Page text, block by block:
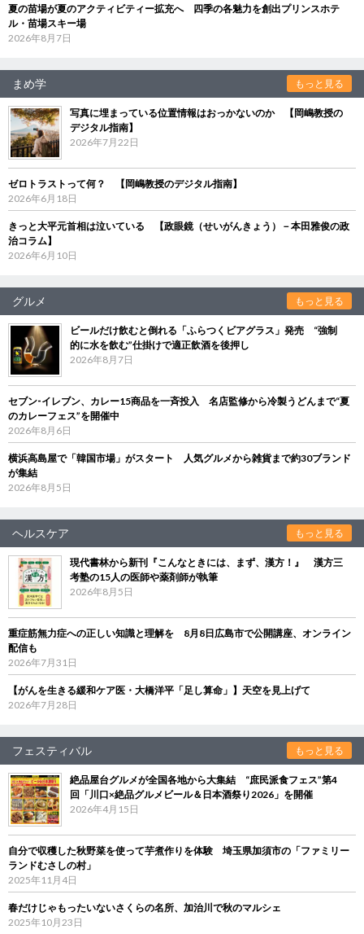
夏の苗場が夏のアクティビティー拡充へ 四季の各魅力を創出プリンスホテ
ル・苗場スキー場
2026年8月7日
まめ学 もっと見る
写真に埋まっている位置情報はおっかないのか 【岡嶋教授の
デジタル指南】
2026年7月22日
ゼロトラストって何？ 【岡嶋教授のデジタル指南】
2026年6月18日
きっと大平元首相は泣いている 【政眼鏡（せいがんきょう）－本田雅俊の政
治コラム】
2026年6月10日
グルメ もっと見る
ビールだけ飲むと倒れる「ふらつくビアグラス」発売 “強制
的に水を飲む”仕掛けで適正飲酒を後押し
2026年8月7日
セブン‐イレブン、カレー15商品を一斉投入 名店監修から冷製うどんまで“夏
のカレーフェス”を開催中
2026年8月6日
横浜高島屋で「韓国市場」がスタート 人気グルメから雑貨まで約30ブランド
が集結
2026年8月5日
ヘルスケア もっと見る
現代書林から新刊『こんなときには、まず、漢方！』 漢方三
考塾の15人の医師や薬剤師が執筆
2026年8月5日
重症筋無力症への正しい知識と理解を 8月8日広島市で公開講座、オンライン
配信も
2026年7月31日
【がんを生きる緩和ケア医・大橋洋平「足し算命」】天空を見上げて
2026年7月28日
フェスティバル もっと見る
絶品屋台グルメが全国各地から大集結 “庶民派食フェス”第4
回「川口×絶品グルメビール＆日本酒祭り2026」を開催
2026年4月15日
自分で収穫した秋野菜を使って芋煮作りを体験 埼玉県加須市の「ファミリー
ランドむさしの村」
2025年11月4日
春だけじゃもったいないさくらの名所、加治川で秋のマルシェ
2025年10月23日